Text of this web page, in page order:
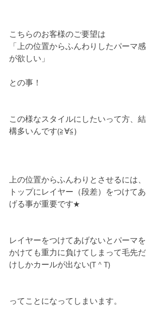
こちらのお客様のご要望は
「上の位置からふんわりしたパーマ感
が欲しい」
との事！
この様なスタイルにしたいって方、結
構多いんです(≧∀≦)
上の位置からふんわりとさせるには、
トップにレイヤー（段差）をつけてあ
げる事が重要です★
レイヤーをつけてあげないとパーマを
かけても重力に負けてしまって毛先だ
けしかカールが出ない(T ^ T)
ってことになってしまいます。